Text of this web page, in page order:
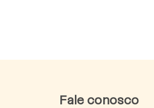
Fale conosco